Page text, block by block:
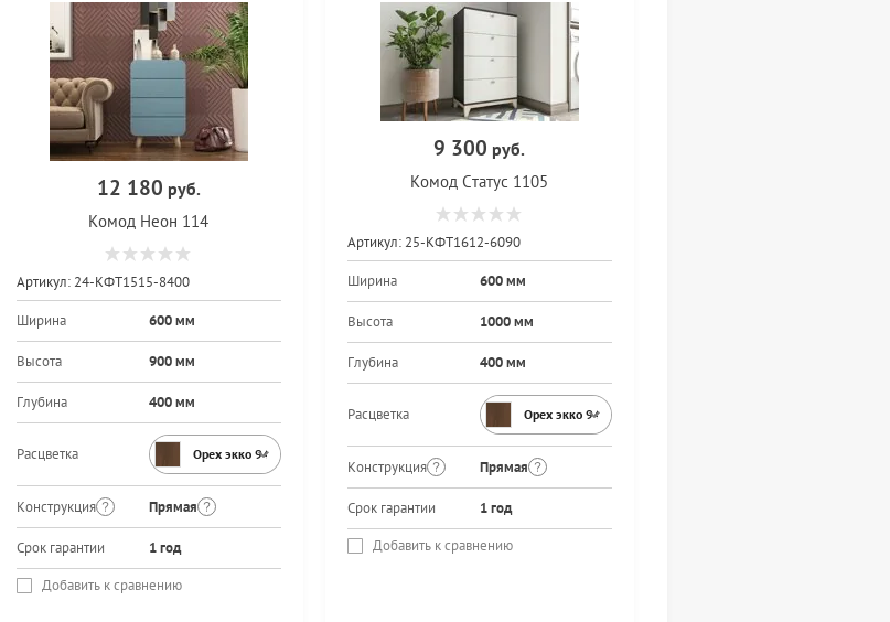
12 180 руб.
Комод Неон 114
Артикул:24-КФТ1515-8400
Ширина 600 мм
Высота 900 мм
Глубина 400 мм
Расцветка Орех экко 9459PR
Конструкция Прямая
Срок гарантии
1 год
Добавить к сравнению
9 300 руб.
Комод Статус 1105
Артикул:25-КФТ1612-6090
Ширина 600 мм
Высота 1000 мм
Глубина 400 мм
Расцветка Орех экко 9459PR
Конструкция Прямая
Срок гарантии
1 год
Добавить к сравнению